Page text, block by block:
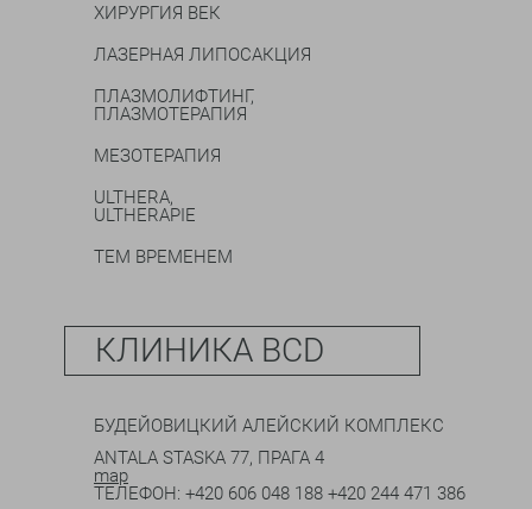
ХИРУРГИЯ ВЕК
ЛАЗЕРНАЯ ЛИПОСАКЦИЯ
ПЛАЗМОЛИФТИНГ,
ПЛАЗМОТЕРАПИЯ
МЕЗОТЕРАПИЯ
ULTHERA,
ULTHERAPIE
ТЕМ ВРЕМЕНЕМ
КЛИНИКА BCD
БУДЕЙОВИЦКИЙ АЛЕЙСКИЙ КОМПЛЕКС
ANTALA STASKA 77, ПРАГА 4
map
ТЕЛЕФОН: +420 606 048 188 +420 244 471 386